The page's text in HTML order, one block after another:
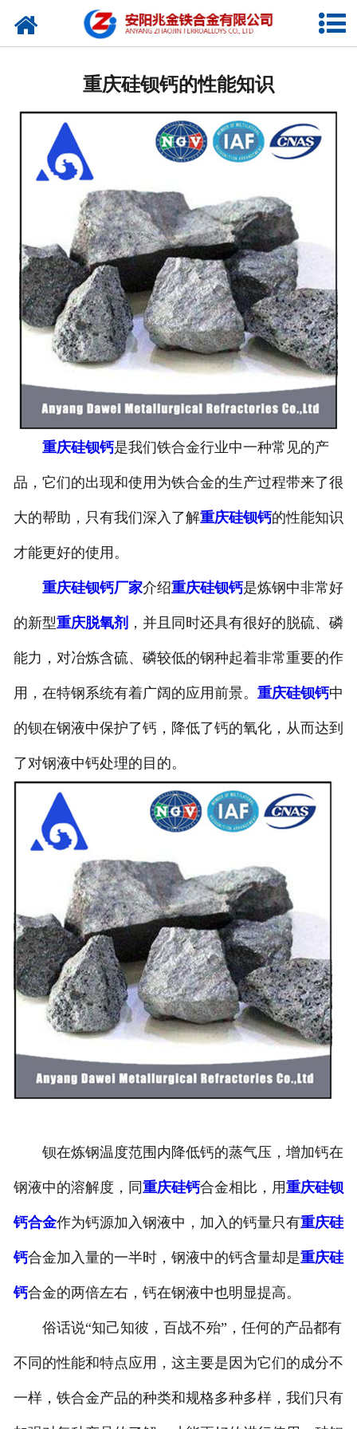
网站首页
产品中心
视频中心
联系我们
重庆硅钡钙的性能知识
重庆硅钡钙是我们铁合金行业中一种常见的产
品，它们的出现和使用为铁合金的生产过程带来了很
大的帮助，只有我们深入了解重庆硅钡钙的性能知识
才能更好的使用。
重庆硅钡钙厂家介绍重庆硅钡钙是炼钢中非常好
的新型重庆脱氧剂 ，并且同时还具有很好的脱硫、磷
能力，对冶炼含硫、磷较低的钢种起着非常重要的作
用，在特钢系统有着广阔的应用前景。 重庆硅钡钙中
的钡在钢液中保护了钙，降低了钙的氧化，从而达到
了对钢液中钙处理的目的。
钡在炼钢温度范围内降低钙的蒸气压，增加钙在
钢液中的溶解度，同 重庆硅钙合金相比，用重庆硅钡
钙合金作为钙源加入钢液中，加入的钙量只有重庆硅
钙合金加入量的一半时，钢液中的钙含量却是重庆硅
钙合金的两倍左右，钙在钢液中也明显提高。
俗话说“知己知彼，百战不殆”，任何的产品都有
不同的性能和特点应用，这主要是因为它们的成分不
一样，铁合金产品的种类和规格多种多样，我们只有